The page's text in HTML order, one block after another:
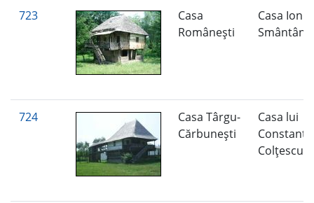
723
Casa
Româneşti
Casa Ion
724
Casa Târgu-
Cărbuneşti
Casa lui
Colţescu